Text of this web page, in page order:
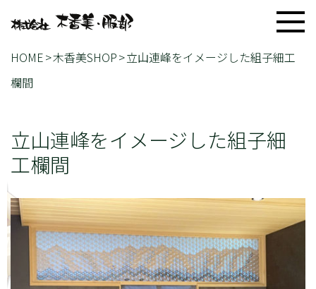
HOME 木香美SHOP
立山連峰をイメージした組子細工
欄間
立山連峰をイメージした組子細
工欄間